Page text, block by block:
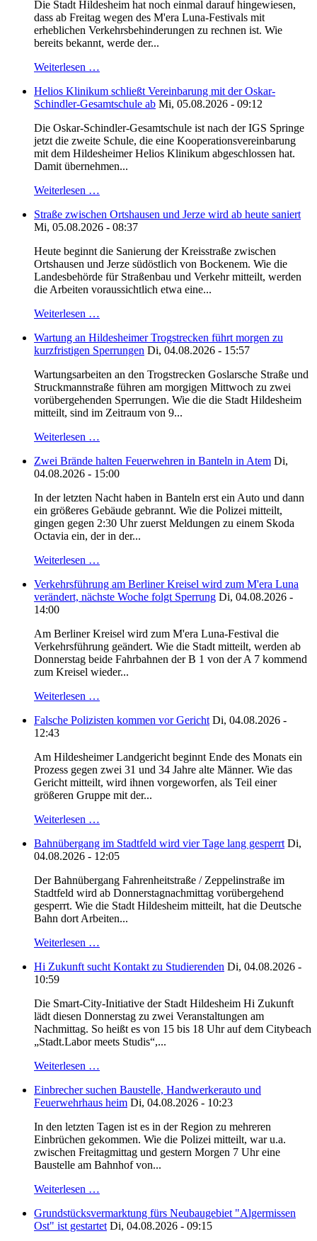
Die Stadt Hildesheim hat noch einmal darauf hingewiesen,
dass ab Freitag wegen des M'era Luna-Festivals mit
erheblichen Verkehrsbehinderungen zu rechnen ist. Wie
bereits bekannt, werde der...
Weiterlesen …
Helios Klinikum schließt Vereinbarung mit der Oskar-
Schindler-Gesamtschule ab Mi, 05.08.2026 - 09:12
Die Oskar-Schindler-Gesamtschule ist nach der IGS Springe
jetzt die zweite Schule, die eine Kooperationsvereinbarung
mit dem Hildesheimer Helios Klinikum abgeschlossen hat.
Damit übernehmen...
Weiterlesen …
Straße zwischen Ortshausen und Jerze wird ab heute saniert
Mi, 05.08.2026 - 08:37
Heute beginnt die Sanierung der Kreisstraße zwischen
Ortshausen und Jerze südöstlich von Bockenem. Wie die
Landesbehörde für Straßenbau und Verkehr mitteilt, werden
die Arbeiten voraussichtlich etwa eine...
Weiterlesen …
Wartung an Hildesheimer Trogstrecken führt morgen zu
kurzfristigen Sperrungen Di, 04.08.2026 - 15:57
Wartungsarbeiten an den Trogstrecken Goslarsche Straße und
Struckmannstraße führen am morgigen Mittwoch zu zwei
vorübergehenden Sperrungen. Wie die die Stadt Hildesheim
mitteilt, sind im Zeitraum von 9...
Weiterlesen …
Zwei Brände halten Feuerwehren in Banteln in Atem Di,
04.08.2026 - 15:00
In der letzten Nacht haben in Banteln erst ein Auto und dann
ein größeres Gebäude gebrannt. Wie die Polizei mitteilt,
gingen gegen 2:30 Uhr zuerst Meldungen zu einem Skoda
Octavia ein, der in der...
Weiterlesen …
Verkehrsführung am Berliner Kreisel wird zum M'era Luna
verändert, nächste Woche folgt Sperrung Di, 04.08.2026 -
14:00
Am Berliner Kreisel wird zum M'era Luna-Festival die
Verkehrsführung geändert. Wie die Stadt mitteilt, werden ab
Donnerstag beide Fahrbahnen der B 1 von der A 7 kommend
zum Kreisel wieder...
Weiterlesen …
Falsche Polizisten kommen vor Gericht Di, 04.08.2026 -
12:43
Am Hildesheimer Landgericht beginnt Ende des Monats ein
Prozess gegen zwei 31 und 34 Jahre alte Männer. Wie das
Gericht mitteilt, wird ihnen vorgeworfen, als Teil einer
größeren Gruppe mit der...
Weiterlesen …
Bahnübergang im Stadtfeld wird vier Tage lang gesperrt Di,
04.08.2026 - 12:05
Der Bahnübergang Fahrenheitstraße / Zeppelinstraße im
Stadtfeld wird ab Donnerstagnachmittag vorübergehend
gesperrt. Wie die Stadt Hildesheim mitteilt, hat die Deutsche
Bahn dort Arbeiten...
Weiterlesen …
Hi Zukunft sucht Kontakt zu Studierenden Di, 04.08.2026 -
10:59
Die Smart-City-Initiative der Stadt Hildesheim Hi Zukunft
lädt diesen Donnerstag zu zwei Veranstaltungen am
Nachmittag. So heißt es von 15 bis 18 Uhr auf dem Citybeach
„Stadt.Labor meets Studis“,...
Weiterlesen …
Einbrecher suchen Baustelle, Handwerkerauto und
Feuerwehrhaus heim Di, 04.08.2026 - 10:23
In den letzten Tagen ist es in der Region zu mehreren
Einbrüchen gekommen. Wie die Polizei mitteilt, war u.a.
zwischen Freitagmittag und gestern Morgen 7 Uhr eine
Baustelle am Bahnhof von...
Weiterlesen …
Grundstücksvermarktung fürs Neubaugebiet "Algermissen
Ost" ist gestartet Di, 04.08.2026 - 09:15